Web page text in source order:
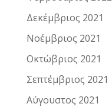
Δεκέμβριος 2021
Νοέμβριος 2021
Οκτώβριος 2021
Σεπτέμβριος 2021
Αύγουστος 2021